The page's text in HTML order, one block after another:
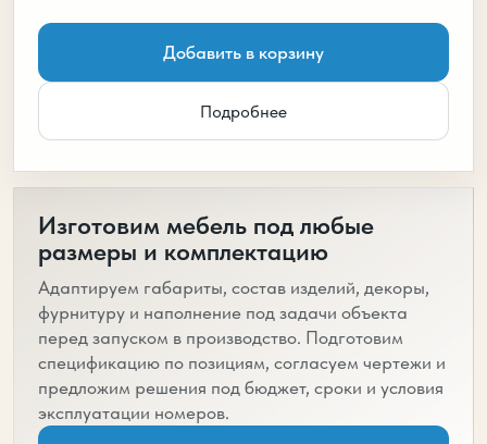
Добавить в корзину
Подробнее
Изготовим мебель под любые
размеры и комплектацию
Адаптируем габариты, состав изделий, декоры,
фурнитуру и наполнение под задачи объекта
перед запуском в производство. Подготовим
спецификацию по позициям, согласуем чертежи и
предложим решения под бюджет, сроки и условия
эксплуатации номеров.